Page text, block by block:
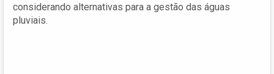
considerando alternativas para a gestão das águas
pluviais.